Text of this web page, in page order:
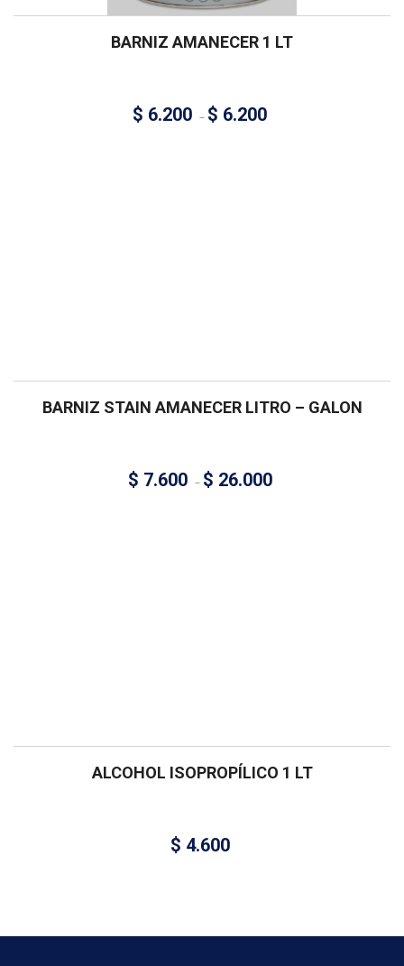
BARNIZ AMANECER 1 LT
$ 6.200 – $ 6.200
BARNIZ STAIN AMANECER LITRO – GALON
$ 7.600 – $ 26.000
ALCOHOL ISOPROPÍLICO 1 LT
$ 4.600